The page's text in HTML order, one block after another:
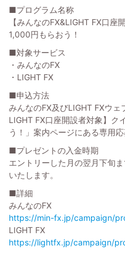
■プログラム名称
【みんなのFX&LIGHT FX口
1,000円もらおう！
■対象サービス
・みんなのFX
・LIGHT FX
■申込方法
みんなのFX及びLIGHT FXウ
LIGHT FX口座開設者対象】ク
う！」案内ページにある専用
■プレゼントの入金時期
エントリーした月の翌月下旬
いたします。
■詳細
みんなのFX
https://min-fx.jp/campaign/
LIGHT FX
https://lightfx.jp/campaign/